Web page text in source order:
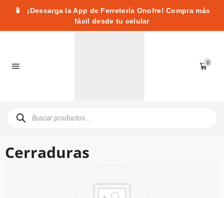
📱
¡Descarga la App de Ferretería Onofre! Compra más
fácil desde tu celular
0
Cerraduras